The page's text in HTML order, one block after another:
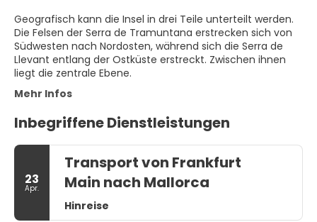
Geografisch kann die Insel in drei Teile unterteilt werden.
Die Felsen der Serra de Tramuntana erstrecken sich von
Südwesten nach Nordosten, während sich die Serra de
Llevant entlang der Ostküste erstreckt. Zwischen ihnen
Mehr Infos
Inbegriffene Dienstleistungen
23
Apr.
Transport von Frankfurt
Main nach Mallorca
Hinreise